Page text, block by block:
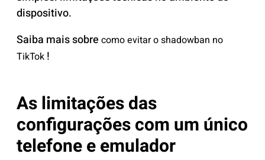
dispositivo.
Saiba mais sobre como evitar o shadowban no
TikTok !
As limitações das
configurações com um único
telefone e emulador